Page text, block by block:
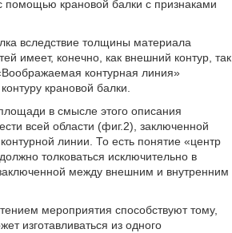
помощью крановой балки с признаками
вследствие толщины материала
имеет, конечно, как внешний контур, так
контурная линия»
крановой балки.
в смысле этого описания
всей области (фиг.2), заключенной
линии. То есть понятие «центр
толковаться исключительно в
между внешним и внутренним
мероприятия способствуют тому,
изготавливаться из одного